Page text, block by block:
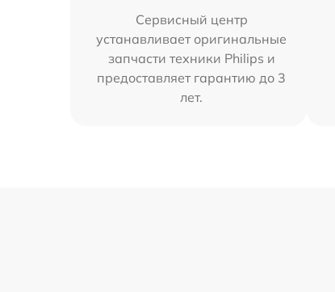
Сервисный центр
устанавливает оригинальные
запчасти техники Philips и
предоставляет гарантию до 3
лет.